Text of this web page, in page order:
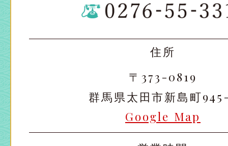
太田店
太田店
住所
〒373-0819
群馬県太田市新島町
Google Map